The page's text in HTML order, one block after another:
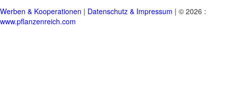
Werben & Kooperationen | Datenschutz & Impressum | © 2026 :
www.pflanzenreich.com